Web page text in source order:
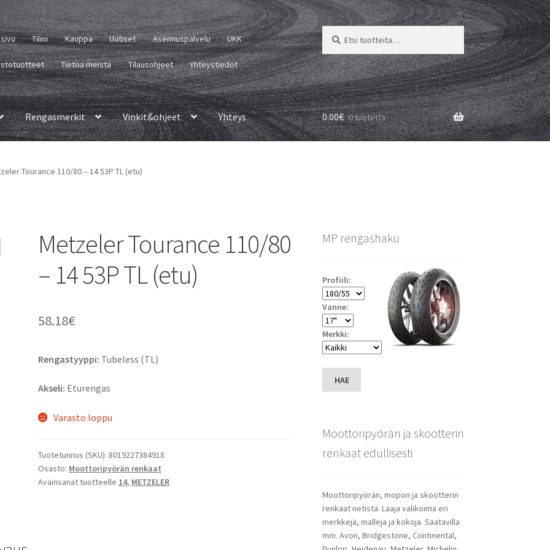
Tilini Kauppa Uutiset Asennuspalvelu UKK
Tietoa meistä Tilausohjeet Yhteystiedot
Etsi:
Haku
Rengasmerkit Vinkit&ohjeet Yhteys 0.00€ 0 tuotetta
Tourance 110/80 – 14 53P TL (etu)
Metzeler Tourance 110/80
– 14 53P TL (etu)
58.18€
Rengastyyppi: Tubeless (TL)
Akseli: Eturengas
Varasto loppu
Tuotetunnus (SKU): 8019227384918
Osasto: Moottoripyörän renkaat
Avainsanat tuotteelle 14, METZELER
MP rengashaku
Profiili:
Vanne:
Merkki:
HAE
Moottoripyörän ja skootterin
renkaat edullisesti
Moottoripyörän, mopon ja skootterin
renkaat netistä. Laaja valikoima eri
merkkejä, malleja ja kokoja. Saatavilla
mm. Avon, Bridgestone, Continental,